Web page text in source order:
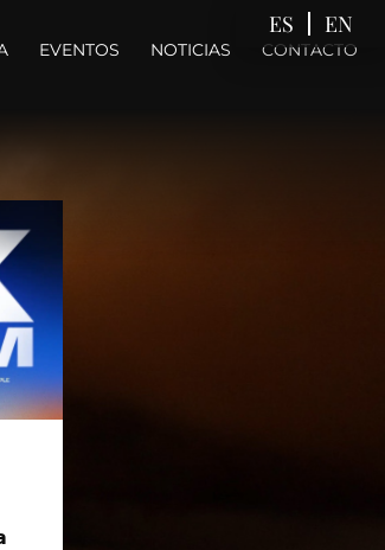
EVENTOS NOTICIAS CONTACTO
ES EN